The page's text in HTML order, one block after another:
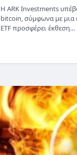
Η ARK Investments
bitcoin, σύμφωνα με μια
ETF προσφέρει έκθεση…